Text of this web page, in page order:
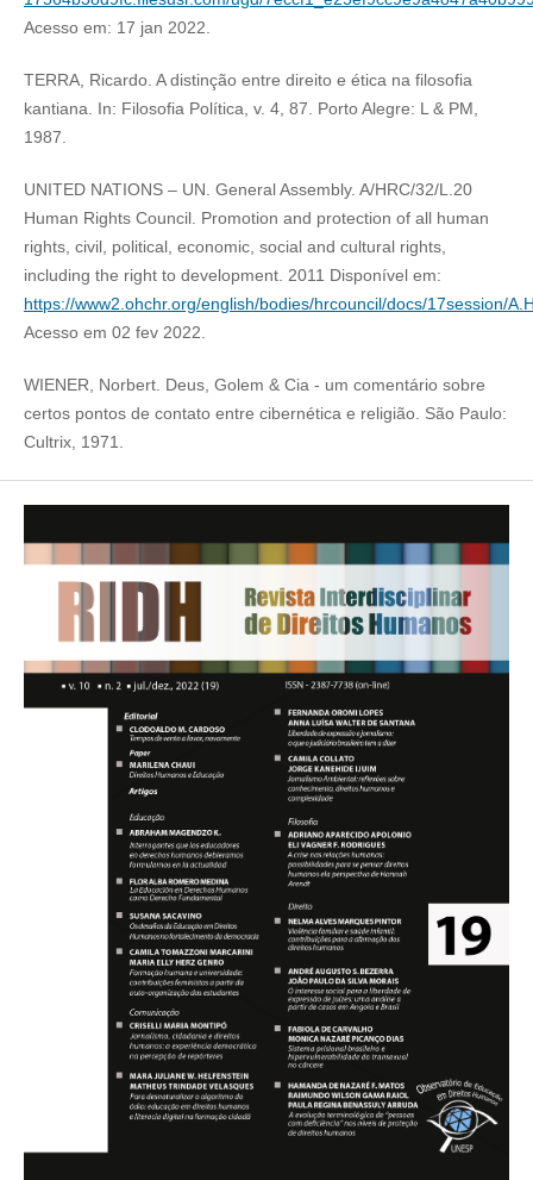
Acesso em: 17 jan 2022.
TERRA, Ricardo. A distinção entre direito e ética na filosofia
kantiana. In: Filosofia Política, v. 4, 87. Porto Alegre: L & PM,
1987.
UNITED NATIONS – UN. General Assembly. A/HRC/32/L.20
Human Rights Council. Promotion and protection of all human
rights, civil, political, economic, social and cultural rights,
including the right to development. 2011 Disponível em:
https://www2.ohchr.org/english/bodies/hrcouncil/docs/17session/
Acesso em 02 fev 2022.
WIENER, Norbert. Deus, Golem & Cia - um comentário sobre
certos pontos de contato entre cibernética e religião. São Paulo:
Cultrix, 1971.